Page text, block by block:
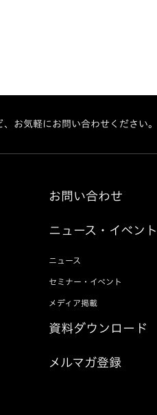
お気軽にお問い合わせください。
お問い合わせ
ニュース・イベント
ニュース
セミナー・イベント
メディア掲載
資料ダウンロード
メルマガ登録